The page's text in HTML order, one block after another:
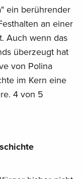
ein berührender
an einer
Auch wenn das
überzeugt hat
von Polina
im Kern eine
4 von 5